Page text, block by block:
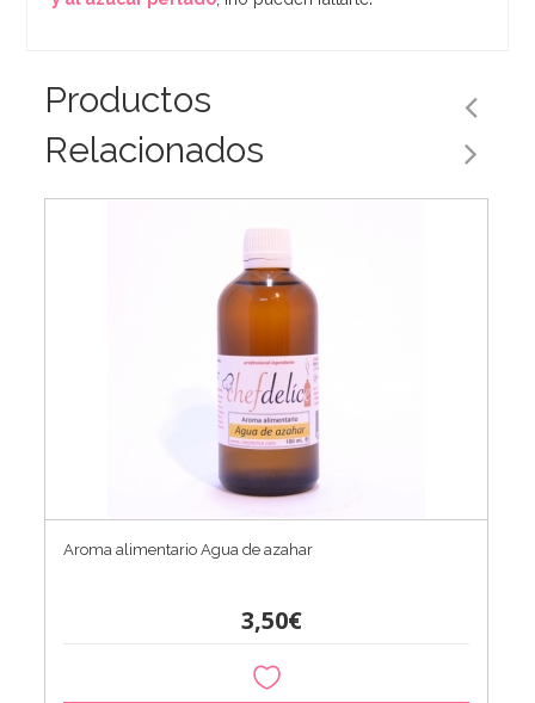
Productos
Relacionados
Aroma alimentario Agua de azahar
3,50€